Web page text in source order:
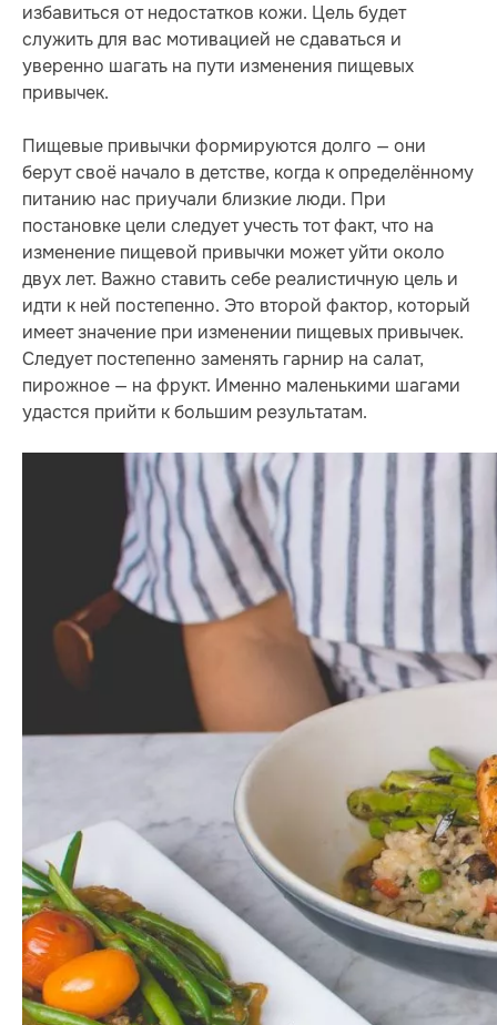
избавиться от недостатков кожи. Цель будет
служить для вас мотивацией не сдаваться и
уверенно шагать на пути изменения пищевых
привычек.
Пищевые привычки формируются долго — они
берут своё начало в детстве, когда к определённому
питанию нас приучали близкие люди. При
постановке цели следует учесть тот факт, что на
изменение пищевой привычки может уйти около
двух лет. Важно ставить себе реалистичную цель и
идти к ней постепенно. Это второй фактор, который
имеет значение при изменении пищевых привычек.
Следует постепенно заменять гарнир на салат,
пирожное — на фрукт. Именно маленькими шагами
удастся прийти к большим результатам.